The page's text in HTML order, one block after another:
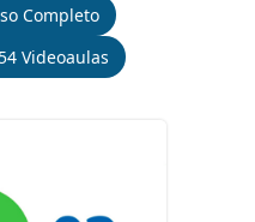
Completo
Videoaulas